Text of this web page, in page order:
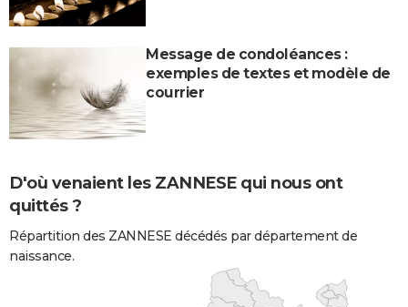
Message de condoléances :
exemples de textes et modèle de
courrier
D'où venaient les ZANNESE qui nous ont
quittés ?
Répartition des ZANNESE décédés par département de
naissance.